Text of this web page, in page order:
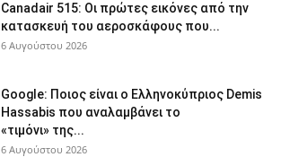
Canadair 515: Οι πρώτες εικόνες από την
κατασκευή του αεροσκάφους που...
6 Αυγούστου 2026
Google: Ποιος είναι ο Ελληνοκύπριος Demis
Hassabis που αναλαμβάνει το
«τιμόνι» της...
6 Αυγούστου 2026